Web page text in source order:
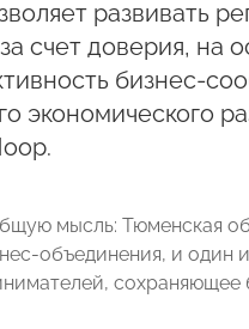
развивать
счет доверия, на
бизнес-
экономического
мысль: Тюменская
объединения, и один
сохраняющее